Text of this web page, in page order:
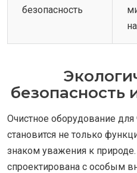
безопасность
безопасность
Очистное оборудование
становится не только
знаком уважения к
спроектирована с особым